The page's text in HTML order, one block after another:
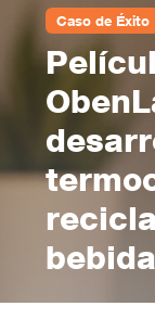
Caso de Éxito